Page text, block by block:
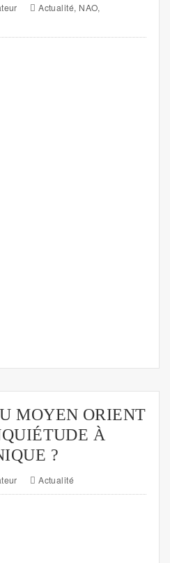
Actualité, NAO,
MOYEN ORIENT
À
?
Actualité